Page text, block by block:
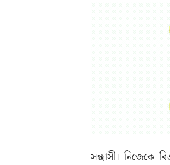
সন্ত্রাসী। নিজেকে